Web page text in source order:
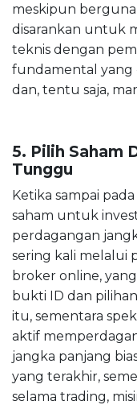
meskipun
disarankan untuk
teknis dengan
fundamental yang
dan, tentu saja,
5. Pilih Saham
Tunggu
Ketika sampai
saham untuk
perdagangan
sering kali melalui
broker online,
bukti ID dan
itu, sementara
aktif
jangka panjang
yang terakhir,
selama trading,